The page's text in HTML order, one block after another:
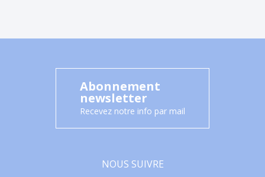
Abonnement
newsletter
Recevez notre info par mail
NOUS SUIVRE